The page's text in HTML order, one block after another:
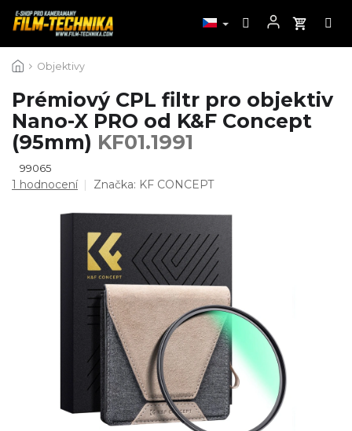
na
Objektivy
Prémiový CPL filtr pro objektiv
Nano-X PRO od K&F Concept
(95mm) KF01.1991
99065
Průměrné
produktu
1 hodnocení Značka: KF CONCEPT